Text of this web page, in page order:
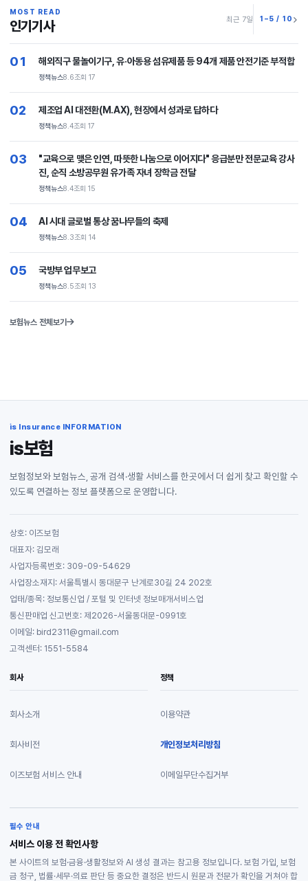
MOST READ
인기기사 최근 7일 1–5 / 10
01 해외직구 물놀이기구, 유·아동용 섬유제품 등 94개 제품 안전기준 부적합
정책뉴스8.6조회 17
02 제조업 AI 대전환(M.AX), 현장에서 성과로 답하다
정책뉴스8.4조회 17
03
"교육으로 맺은 인연, 따뜻한 나눔으로 이어지다" 응급분만 전문교육 강사
진, 순직 소방공무원 유가족 자녀 장학금 전달
정책뉴스8.4조회 15
04 AI 시대 글로벌 통상 꿈나무들의 축제
정책뉴스8.3조회 14
05 국방부 업무보고
정책뉴스8.5조회 13
보험뉴스 전체보기
is Insurance INFORMATION
is보험
보험정보와 보험뉴스, 공개 검색·생활 서비스를 한곳에서 더 쉽게 찾고 확인할 수
있도록 연결하는 정보 플랫폼으로 운영합니다.
상호: 이즈보험
대표자: 김모래
사업자등록번호: 309-09-54629
사업장소재지: 서울특별시 동대문구 난계로30길 24 202호
업태/종목: 정보통신업 / 포털 및 인터넷 정보매개서비스업
통신판매업 신고번호: 제2026-서울동대문-0991호
이메일: bird2311@gmail.com
고객센터: 1551-5584
회사
회사소개
회사비전
이즈보험 서비스 안내
정책
이용약관
개인정보처리방침
이메일무단수집거부
필수 안내
서비스 이용 전 확인사항
본 사이트의 보험·금융·생활정보와 AI 생성 결과는 참고용 정보입니다. 보험 가입, 보험
금 청구, 법률·세무·의료 판단 등 중요한 결정은 반드시 원문과 전문가 확인을 거쳐야 합